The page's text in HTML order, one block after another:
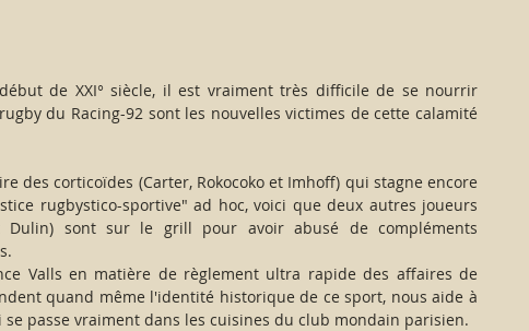
du Racing-92 sont les nouvelles victimes de cette calamité
des corticoïdes (Carter, Rokocoko et Imhoff) qui stagne encore
rugbystico-sportive" ad hoc, voici que deux autres joueurs
Dulin) sont sur le grill pour avoir abusé de compléments
Valls en matière de règlement ultra rapide des affaires de
quand même l'identité historique de ce sport, nous aide à
passe vraiment dans les cuisines du club mondain parisien.